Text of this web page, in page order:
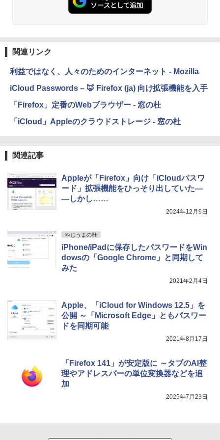
関連リンク
利益ではなく、人々のためのインターネット - Mozilla
iCloud Passwords – 🦊 Firefox (ja) 向け拡張機能を入手
「Firefox」定番のWebブラウザー - 窓の杜
「iCloud」Appleのクラウドストレージ - 窓の杜
関連記事
Appleが「Firefox」向け「iCloudパスワ
ード」拡張機能をひっそり出していた―
―しかし……
2024年12月9日
やじうまの杜
iPhone/iPadに保存したパスワードをWin
dowsの「Google Chrome」と同期して
みた
2021年2月4日
Apple、「iCloud for Windows 12.5」を
公開 ～「Microsoft Edge」ともパスワー
ドを同期可能
2021年8月17日
「Firefox 141」が安定版に ～タブのAI整
理やアドレスバーの単位変換器などを追
加
2025年7月23日